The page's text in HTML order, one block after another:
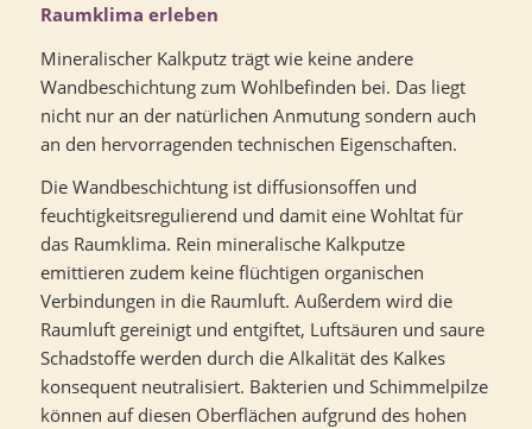
Raumklima erleben
Mineralischer Kalkputz trägt wie keine andere
Wandbeschichtung zum Wohlbefinden bei. Das liegt
nicht nur an der natürlichen Anmutung sondern auch
an den hervorragenden technischen Eigenschaften.
Die Wandbeschichtung ist diffusionsoffen und
feuchtigkeitsregulierend und damit eine Wohltat für
das Raumklima. Rein mineralische Kalkputze
emittieren zudem keine flüchtigen organischen
Verbindungen in die Raumluft. Außerdem wird die
Raumluft gereinigt und entgiftet, Luftsäuren und saure
Schadstoffe werden durch die Alkalität des Kalkes
konsequent neutralisiert. Bakterien und Schimmelpilze
können auf diesen Oberflächen aufgrund des hohen